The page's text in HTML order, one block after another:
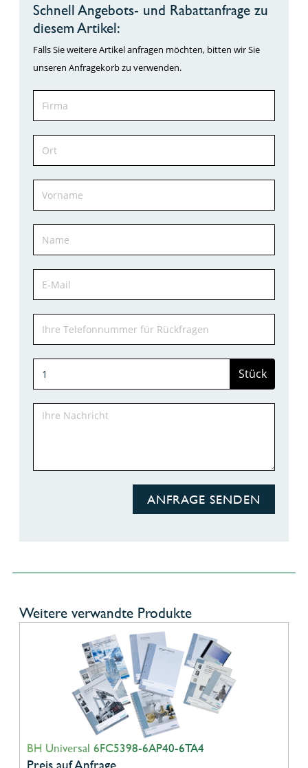
Schnell Angebots- und Rabattanfrage zu
diesem Artikel:
Falls Sie weitere Artikel anfragen möchten, bitten wir Sie
unseren Anfragekorb zu verwenden.
Stück
ANFRAGE SENDEN
Weitere verwandte Produkte
BH Universal 6FC5398-6AP40-6TA4
Preis auf Anfrage